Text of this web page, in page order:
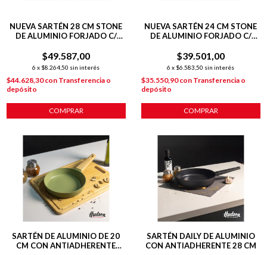
NUEVA SARTÉN 28 CM STONE
DE ALUMINIO FORJADO C/
INDUCCIÓN
$49.587,00
6 x $8.264,50 sin interés
$44.628,30con Transferencia o
depósito
COMPRAR
NUEVA SARTÉN 24 CM STONE
DE ALUMINIO FORJADO C/
INDUCCIÓN
$39.501,00
6 x $6.583,50 sin interés
$35.550,90con Transferencia o
depósito
COMPRAR
SARTÉN DE ALUMINIO DE 20
CM CON ANTIADHERENTE
SARTÉN DAILY DE ALUMINIO
CON ANTIADHERENTE 28 CM